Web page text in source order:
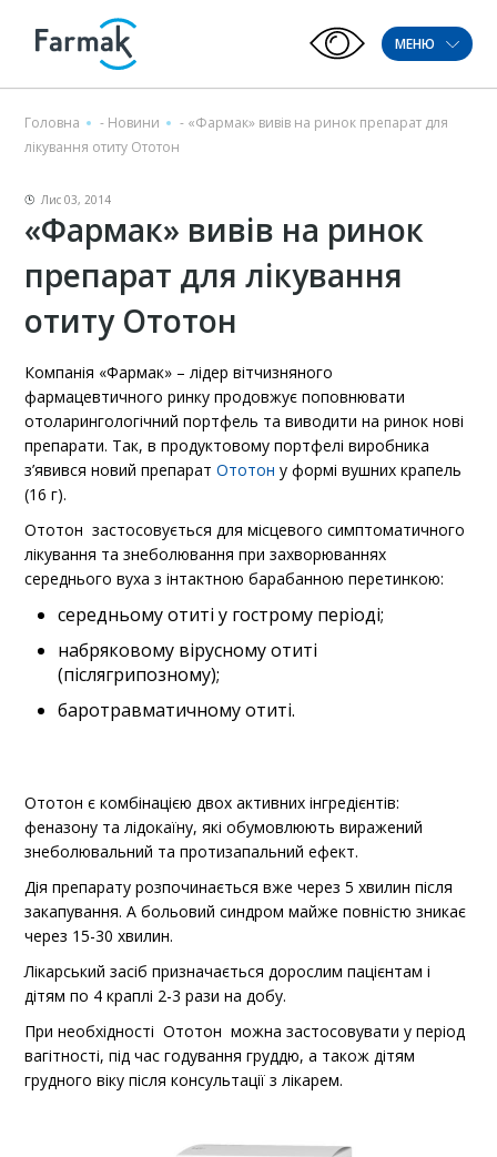
МЕНЮ
Головна - Новини - «Фармак» вивів на ринок препарат для
лікування отиту Ототон
Лис 03, 2014
«Фармак» вивів на ринок
препарат для лікування
отиту Ототон
Компанія «Фармак» – лідер вітчизняного
фармацевтичного ринку продовжує поповнювати
отоларингологічний портфель та виводити на ринок нові
препарати. Так, в продуктовому портфелі виробника
з’явився новий препаратОтотон у формі вушних крапель
(16 г).
Ототон застосовується для місцевого симптоматичного
лікування та знеболювання при захворюваннях
середнього вуха з інтактною барабанною перетинкою:
середньому отиті у гострому періоді;
набряковому вірусному отиті
(післягрипозному);
баротравматичному отиті.
Ототон є комбінацією двох активних інгредієнтів:
феназону та лідокаїну, які обумовлюють виражений
знеболювальний та протизапальний ефект.
Дія препарату розпочинається вже через 5 хвилин після
закапування. А больовий синдром майже повністю зникає
через 15-30 хвилин.
Лікарський засіб призначається дорослим пацієнтам і
дітям по 4 краплі 2-3 рази на добу.
При необхідності Ототон можна застосовувати у період
вагітності, під час годування груддю, а також дітям
грудного віку після консультації з лікарем.